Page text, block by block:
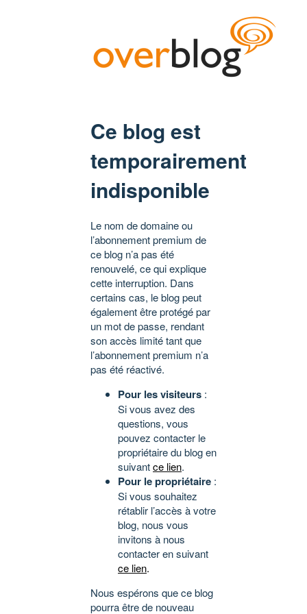
Ce blog est
temporairement
indisponible
Le nom de domaine ou
l’abonnement premium de
ce blog n’a pas été
renouvelé, ce qui explique
cette interruption. Dans
certains cas, le blog peut
également être protégé par
un mot de passe, rendant
son accès limité tant que
l’abonnement premium n’a
pas été réactivé.
Pour les visiteurs :
Si vous avez des
questions, vous
pouvez contacter le
propriétaire du blog en
suivantce lien.
Pour le propriétaire :
Si vous souhaitez
rétablir l’accès à votre
blog, nous vous
invitons à nous
contacter en suivant
ce lien.
Nous espérons que ce blog
pourra être de nouveau